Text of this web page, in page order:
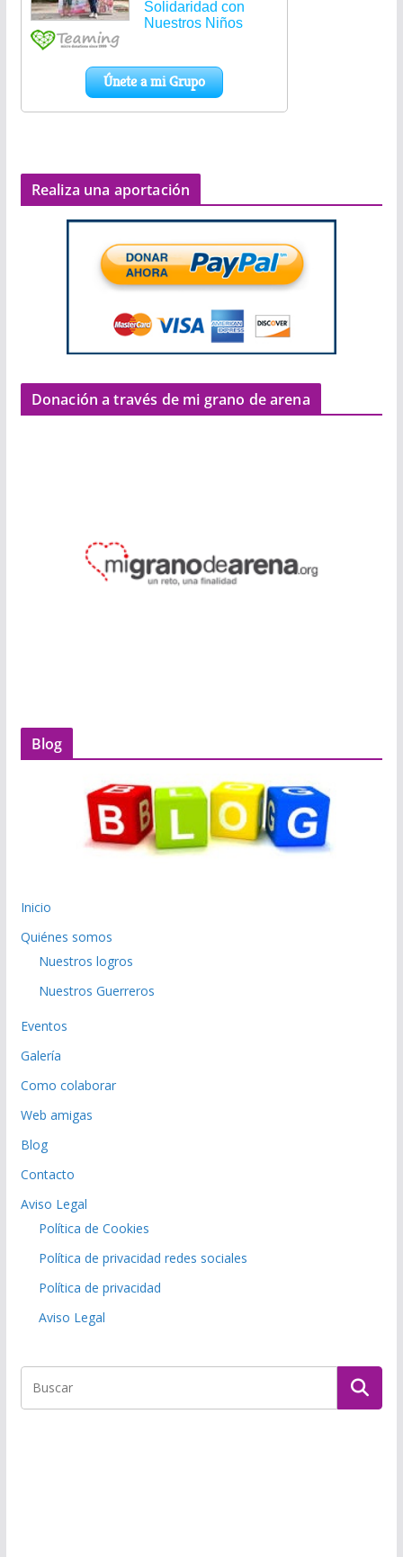
Realiza una aportación
Donación a través de mi grano de arena
Blog
Inicio
Quiénes somos
Nuestros logros
Nuestros Guerreros
Eventos
Galería
Como colaborar
Web amigas
Blog
Contacto
Aviso Legal
Política de Cookies
Política de privacidad redes sociales
Política de privacidad
Aviso Legal